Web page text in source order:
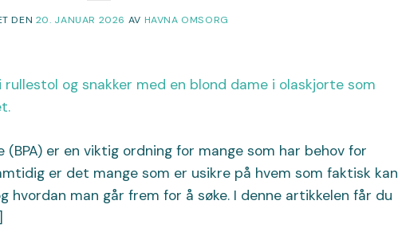
DEN 20. JANUAR 2026 AV HAVNA OMSORG
er en viktig ordning for mange som har behov for
er det mange som er usikre på hvem som faktisk kan
hvordan man går frem for å søke. I denne artikkelen får du